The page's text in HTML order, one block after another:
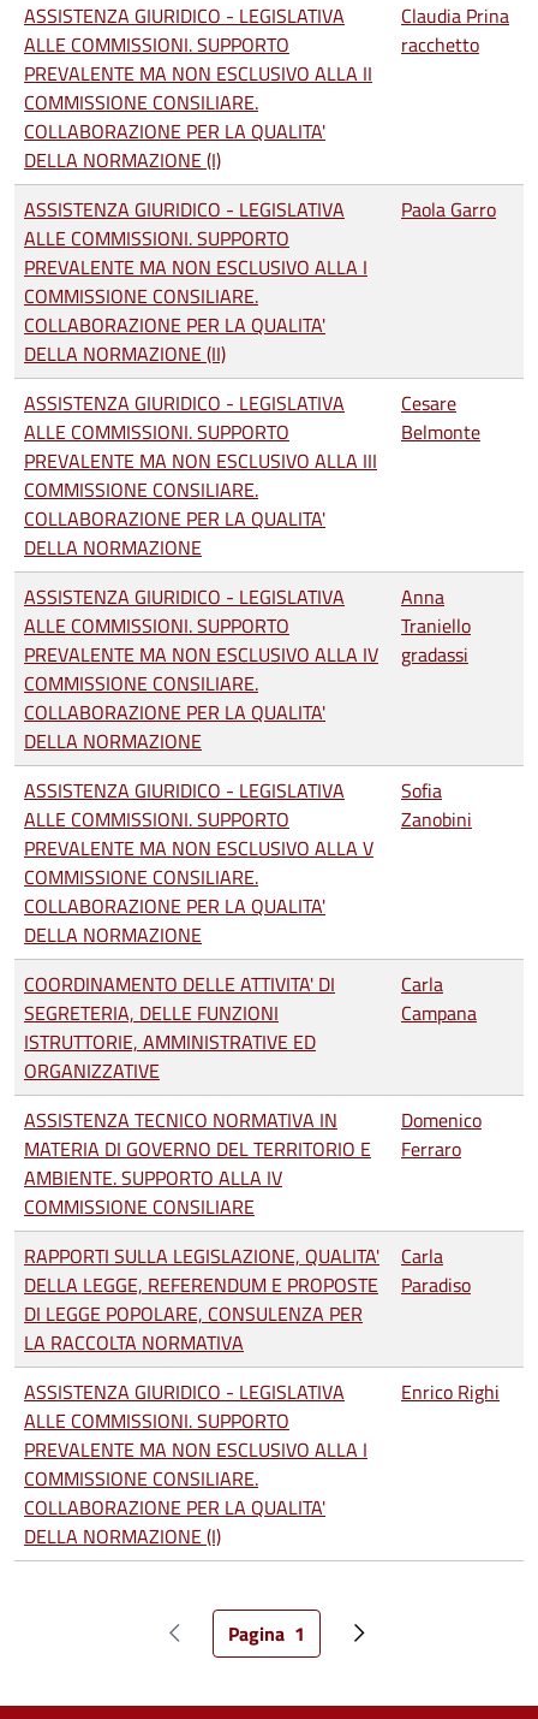
ASSISTENZA GIURIDICO - LEGISLATIVA
ALLE COMMISSIONI. SUPPORTO
PREVALENTE MA NON ESCLUSIVO ALLA II
COMMISSIONE CONSILIARE.
COLLABORAZIONE PER LA QUALITA'
DELLA NORMAZIONE (I)
Claudia Prina
racchetto
ASSISTENZA GIURIDICO - LEGISLATIVA
ALLE COMMISSIONI. SUPPORTO
PREVALENTE MA NON ESCLUSIVO ALLA I
COMMISSIONE CONSILIARE.
COLLABORAZIONE PER LA QUALITA'
DELLA NORMAZIONE (II)
Paola Garro
ASSISTENZA GIURIDICO - LEGISLATIVA
ALLE COMMISSIONI. SUPPORTO
PREVALENTE MA NON ESCLUSIVO ALLA III
COMMISSIONE CONSILIARE.
COLLABORAZIONE PER LA QUALITA'
DELLA NORMAZIONE
Cesare
Belmonte
ASSISTENZA GIURIDICO - LEGISLATIVA
ALLE COMMISSIONI. SUPPORTO
PREVALENTE MA NON ESCLUSIVO ALLA IV
COMMISSIONE CONSILIARE.
COLLABORAZIONE PER LA QUALITA'
DELLA NORMAZIONE
Anna
Traniello
gradassi
ASSISTENZA GIURIDICO - LEGISLATIVA
ALLE COMMISSIONI. SUPPORTO
PREVALENTE MA NON ESCLUSIVO ALLA V
COMMISSIONE CONSILIARE.
COLLABORAZIONE PER LA QUALITA'
DELLA NORMAZIONE
Sofia
Zanobini
COORDINAMENTO DELLE ATTIVITA' DI
SEGRETERIA, DELLE FUNZIONI
ISTRUTTORIE, AMMINISTRATIVE ED
ORGANIZZATIVE
Carla
Campana
ASSISTENZA TECNICO NORMATIVA IN
MATERIA DI GOVERNO DEL TERRITORIO E
AMBIENTE. SUPPORTO ALLA IV
COMMISSIONE CONSILIARE
Domenico
Ferraro
RAPPORTI SULLA LEGISLAZIONE, QUALITA'
DELLA LEGGE, REFERENDUM E PROPOSTE
DI LEGGE POPOLARE, CONSULENZA PER
LA RACCOLTA NORMATIVA
Carla
Paradiso
ASSISTENZA GIURIDICO - LEGISLATIVA
ALLE COMMISSIONI. SUPPORTO
PREVALENTE MA NON ESCLUSIVO ALLA I
COMMISSIONE CONSILIARE.
COLLABORAZIONE PER LA QUALITA'
DELLA NORMAZIONE (I)
Enrico Righi
Paginazione
Pagina precedente
Pagina attuale
Pagina 1 Pagina successiva